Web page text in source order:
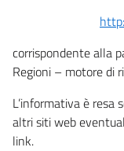
corrispondente alla
Regioni – motore di
L’informativa è resa
altri siti web
link.